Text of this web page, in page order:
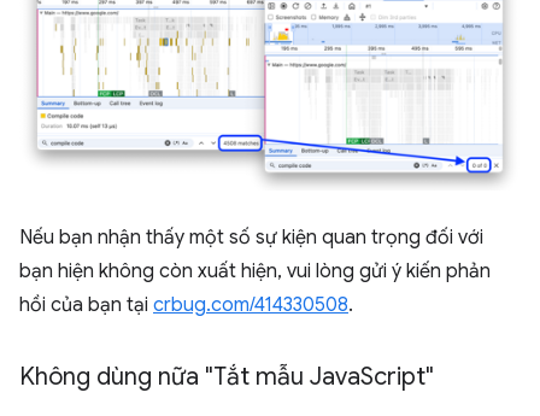
Nếu bạn nhận thấy một số sự kiện quan trọng đối với
bạn hiện không còn xuất hiện, vui lòng gửi ý kiến phản
hồi của bạn tại crbug.com/414330508.
Không dùng nữa "Tắt mẫu JavaScript"